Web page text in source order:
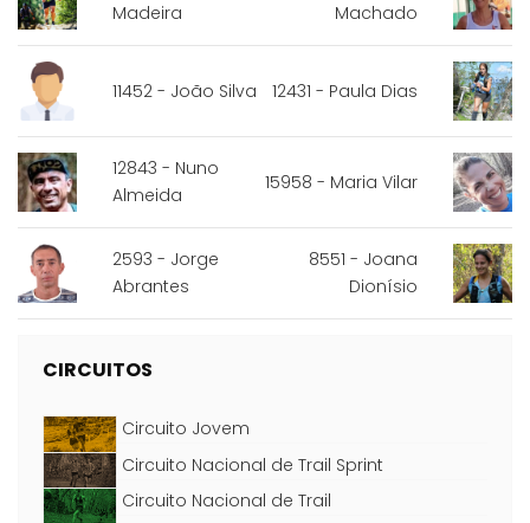
Madeira
11452 - João Silva
12843 - Nuno
Almeida
2593 - Jorge
Abrantes
Machado
12431 - Paula Dias
15958 - Maria Vilar
8551 - Joana
Dionísio
CIRCUITOS
Circuito Jovem
Circuito Nacional de Trail Sprint
Circuito Nacional de Trail